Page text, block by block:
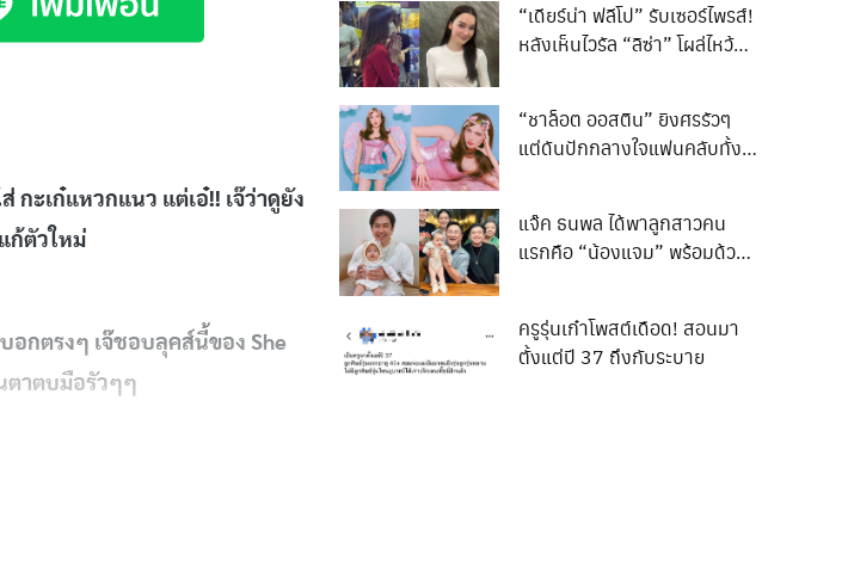
ะเก๋แหวกแนว แต่เอ๋!! เจ๊ว่าดูยัง
ก้ตัวใหม่
อกตรงๆ เจ๊ชอบลุคส์นี้ของ She
ตาตบมือรัวๆๆ
ดูยังไงก็เหมือนหยิบชุดคุณป้ามา
“เดียร์น่า ฟลีโป” รับเซอร์ไพรส์!
หลังเห็นไวรัล “ลิซ่า” โผล่ไหว้
“ชาล็อต ออสติน” ยิงศรรัวๆ
แต่ดันปักกลางใจแฟนคลับทั้ง
แจ๊ค ธนพล ได้พาลูกสาวคน
แรกคือ “น้องแจม” พร้อมด้วย
เอก” เอกชัย ศรีวิชัย
ครูรุ่นเก๋าโพสต์เดือด! สอนมา
ตั้งแต่ปี 37 ถึงกับระบาย